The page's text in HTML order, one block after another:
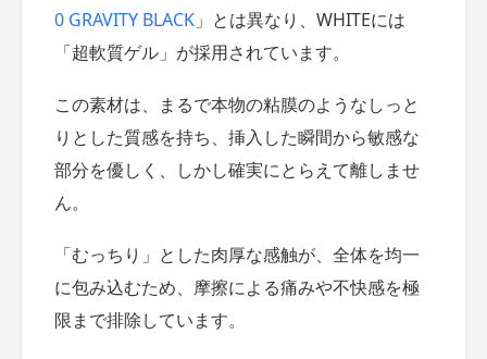
0 GRAVITY BLACK 」とは異なり、WHITEには
「超軟質ゲル」が採用されています。
この素材は、まるで本物の粘膜のようなしっと
りとした質感を持ち、挿入した瞬間から敏感な
部分を優しく、しかし確実にとらえて離しませ
ん。
「むっちり」とした肉厚な感触が、全体を均一
に包み込むため、摩擦による痛みや不快感を極
限まで排除しています。